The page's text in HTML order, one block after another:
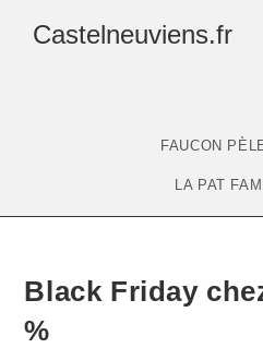
Castelneuviens.fr
FAUCON
LA PAT
Black Friday
%